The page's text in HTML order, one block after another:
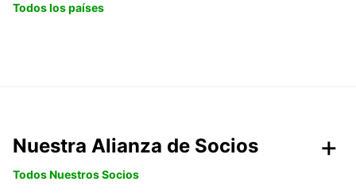
Todos los países
Nuestra Alianza de Socios
Todos Nuestros Socios